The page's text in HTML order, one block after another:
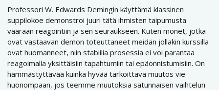
Professori W. Edwards Demingin käyttämä klassinen
suppilokoe demonstroi juuri tätä ihmisten taipumusta
väärään reagointiin ja sen seuraukseen. Kuten monet, jotka
ovat vastaavan demon toteuttaneet meidän jollakin kurssilla
ovat huomanneet, niin stabiilia prosessia ei voi parantaa
reagoimalla yksittäisiin tapahtumiin tai epäonnistumisiin. On
hämmästyttävää kuinka hyvää tarkoittava muutos vie
huonompaan, jos teemme muutoksia satunnaisen vaihtelun